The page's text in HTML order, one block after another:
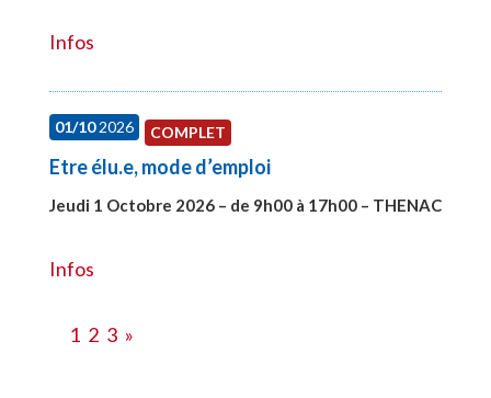
Infos
01/102026 COMPLET
Etre élu.e, mode d’emploi
Jeudi 1 Octobre 2026 – de 9h00 à 17h00 – THENAC
Infos
1 2 3 »